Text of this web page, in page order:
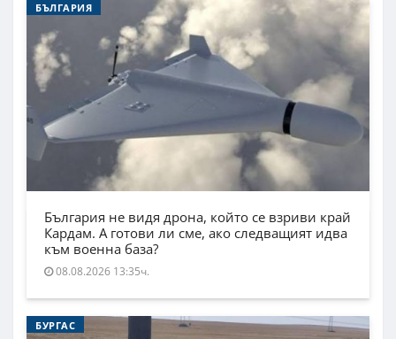
БЪЛГАРИЯ
България не видя дрона, който се взриви край
Кардам. А готови ли сме, ако следващият идва
към военна база?
08.08.2026 13:35ч.
БУРГАС